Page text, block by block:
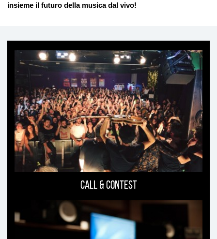
insieme il futuro della musica dal vivo!
Ti
può
interessare
Call & Contest